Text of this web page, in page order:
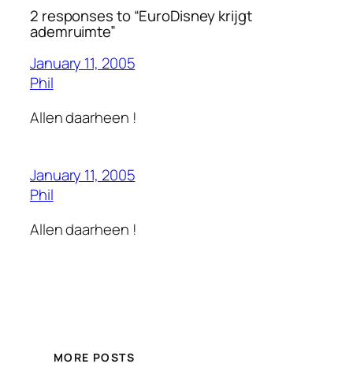
2 responses to “EuroDisney krijgt
ademruimte”
January 11, 2005
Phil
Allen daarheen !
January 11, 2005
Phil
Allen daarheen !
MORE POSTS